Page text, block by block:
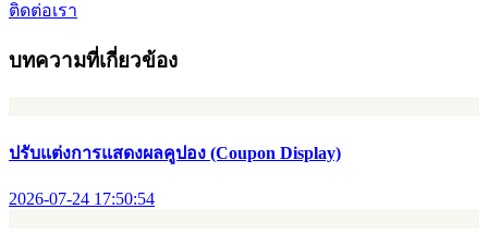
ติดต่อเรา
บทความที่เกี่ยวข้อง